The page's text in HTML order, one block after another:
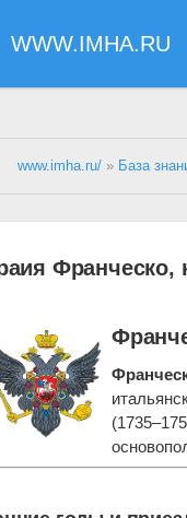
WWW.IMHA.RU
www.imha.ru/ » База
Франческо,